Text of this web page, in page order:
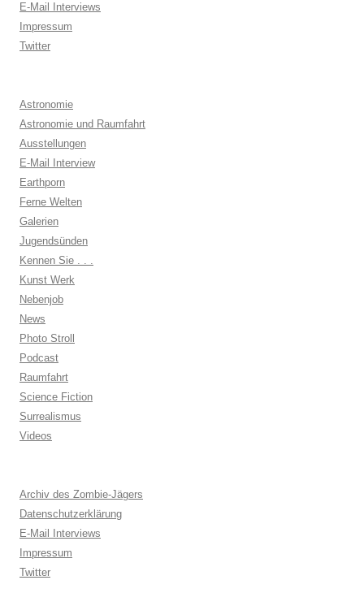
E-Mail Interviews
Impressum
Twitter
Astronomie
Astronomie und Raumfahrt
Ausstellungen
E-Mail Interview
Earthporn
Ferne Welten
Galerien
Jugendsünden
Kennen Sie . . .
Kunst Werk
Nebenjob
News
Photo Stroll
Podcast
Raumfahrt
Science Fiction
Surrealismus
Videos
Archiv des Zombie-Jägers
Datenschutzerklärung
E-Mail Interviews
Impressum
Twitter